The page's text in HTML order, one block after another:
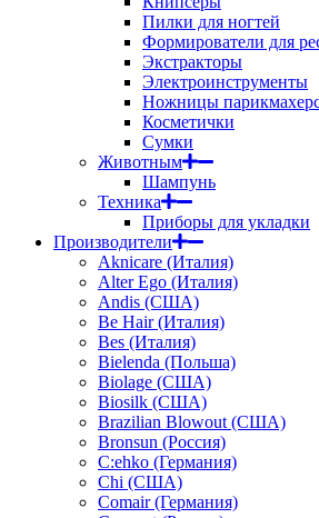
Пилки для ногтей
Формирователи для
Экстракторы
Электроинструменты
Ножницы
Косметички
Сумки
Животным
Шампунь
Техника
Приборы для укладки
Производители
Aknicare (Италия)
Alter Ego (Италия)
Andis (США)
Be Hair (Италия)
Bes (Италия)
Bielenda (Польша)
Biolage (США)
Biosilk (США)
Brazilian Blowout (США)
Bronsun (Россия)
C:ehko (Германия)
Chi (США)
Comair (Германия)